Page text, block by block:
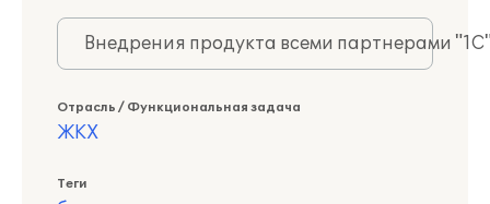
Внедрения продукта всеми партнерами
Отрасль / Функциональная задача
ЖКХ
Теги